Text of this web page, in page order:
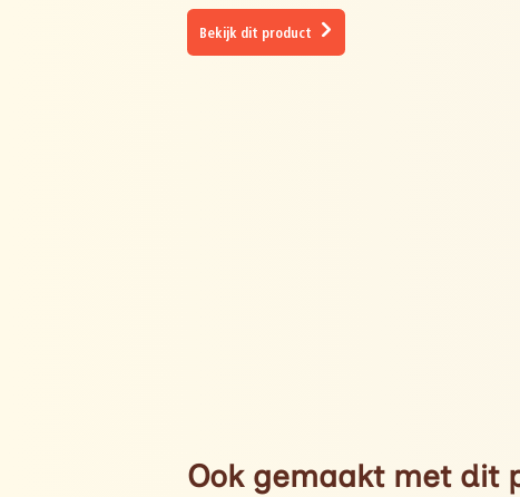
Bekijk dit product
Ook gemaakt met dit